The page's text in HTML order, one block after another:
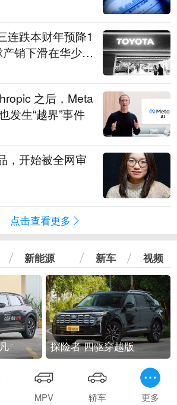
连跌本财年预降1
销下滑在华少卖
之后，Meta
发生“越界”事件
，开始被全网审
点击查看更多
新能源 新车 视频
探险者 四驱穿越版
MPV 轿车 更多